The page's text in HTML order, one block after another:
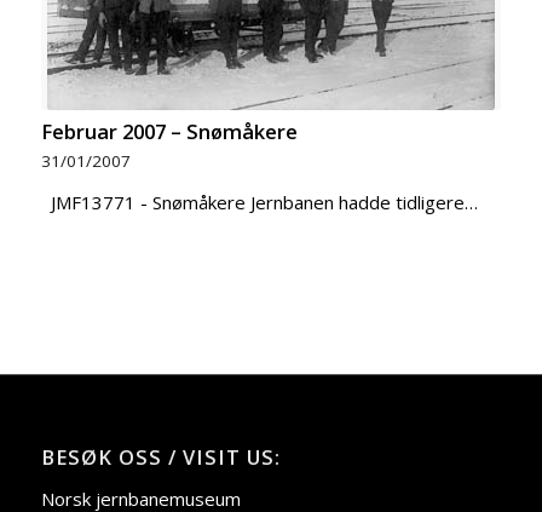
Februar 2007 – Snømåkere
31/01/2007
JMF13771 - Snømåkere Jernbanen hadde tidligere…
BESØK OSS / VISIT US:
Norsk jernbanemuseum